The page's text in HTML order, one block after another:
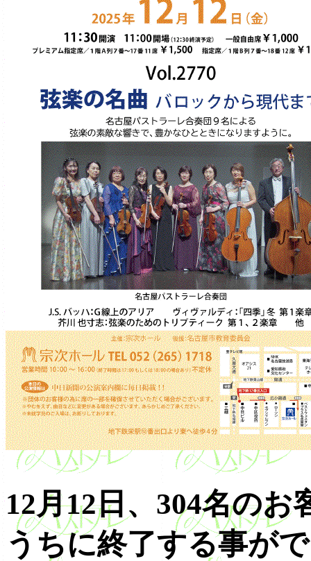
12月12日、304名の
うちに終了する事が